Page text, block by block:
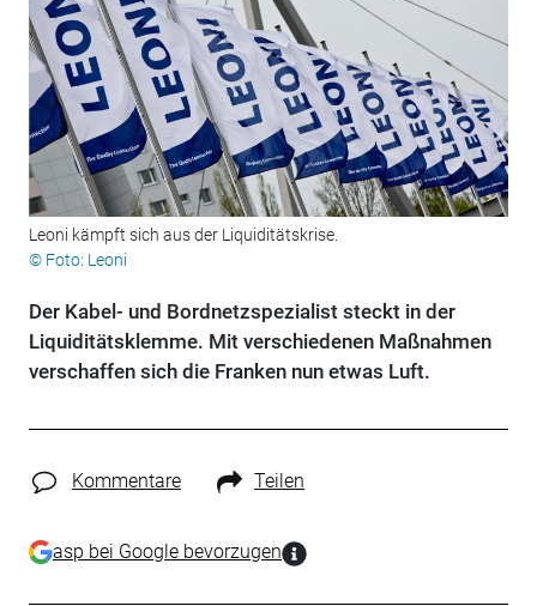
Leoni kämpft sich aus der Liquiditätskrise.
© Foto: Leoni
Der Kabel- und Bordnetzspezialist steckt in der
Liquiditätsklemme. Mit verschiedenen Maßnahmen
verschaffen sich die Franken nun etwas Luft.
Kommentare Teilen
asp bei Google bevorzugen